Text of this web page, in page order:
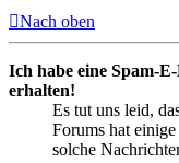
Nach oben
Ich habe eine Spam-
erhalten!
Es tut uns leid,
Forums hat
solche